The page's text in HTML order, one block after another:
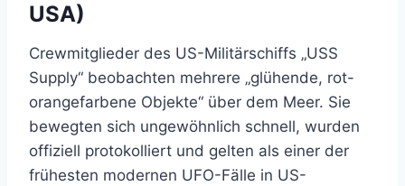
USA)
Crewmitglieder des US-Militärschiffs „USS
Supply“ beobachten mehrere „glühende, rot-
orangefarbene Objekte“ über dem Meer. Sie
bewegten sich ungewöhnlich schnell, wurden
offiziell protokolliert und gelten als einer der
frühesten modernen UFO-Fälle in US-